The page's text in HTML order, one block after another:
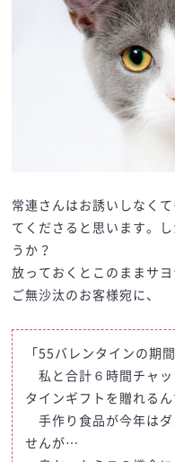
常連さんはお誘いしなく
てくださると思います。
うか？
放っておくとこのままサ
ご無沙汰のお客様宛に、
「55バレンタインの期
私と合計６時間チャッ
タインギフトを贈れるん
手作り食品が今年はダ
せんが…